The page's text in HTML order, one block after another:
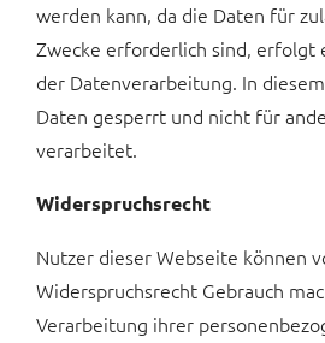
werden kann, da die Daten für
Zwecke erforderlich sind, erfolgt
der Datenverarbeitung. In
Daten gesperrt und nicht für
verarbeitet.
Widerspruchsrecht
Nutzer dieser Webseite können
Widerspruchsrecht Gebrauch
Verarbeitung ihrer